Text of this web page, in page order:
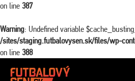
on line 387
Warning: Undefined variable
/sites/staging.futbalovysen.sk/files/wp-
on line 388